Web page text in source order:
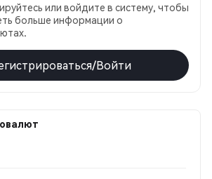
или войдите в систему, чтобы
больше информации о
Войти